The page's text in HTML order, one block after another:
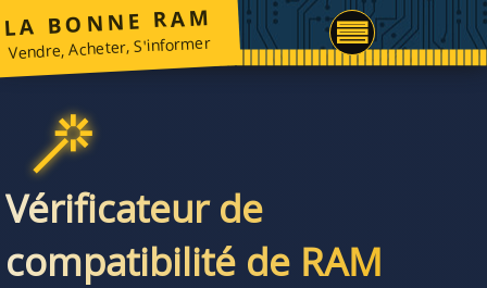
LA BONNE RAM
Vendre, Acheter, S'informer
Vérificateur de
compatibilité de RAM